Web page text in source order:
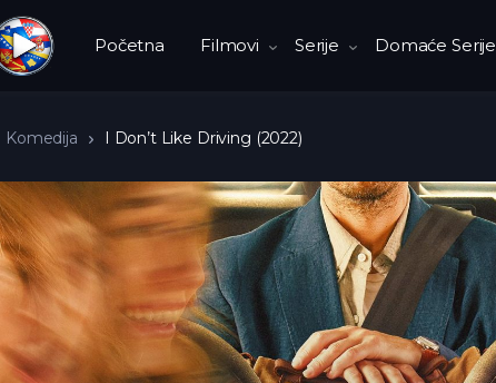
Početna Filmovi Serije Domaće Serije
Komedija I Don’t Like Driving (2022)